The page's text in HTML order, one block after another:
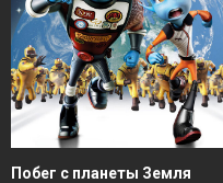
Побег с планеты Земля